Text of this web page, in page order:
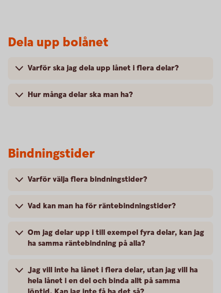
Dela upp bolånet
Varför ska jag dela upp lånet i flera delar?
Hur många delar ska man ha?
Bindningstider
Varför välja flera bindningstider?
Vad kan man ha för räntebindningstider?
Om jag delar upp i till exempel fyra delar, kan jag
ha samma räntebindning på alla?
Jag vill inte ha lånet i flera delar, utan jag vill ha
hela lånet i en del och binda allt på samma